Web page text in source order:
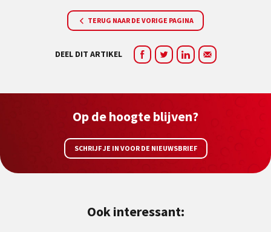
TERUG NAAR DE VORIGE PAGINA
DEEL DIT ARTIKEL
Op de hoogte blijven?
SCHRIJF JE IN VOOR DE NIEUWSBRIEF
Ook interessant: